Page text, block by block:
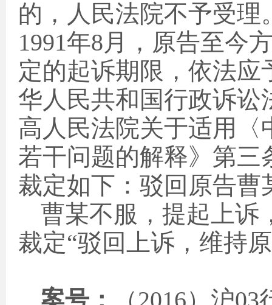
的，人民法院不予受
1991年8月，原告至今
定的起诉期限，依法
华人民共和国行政诉讼
高人民法院关于适用
若干问题的解释》第三
裁定如下：驳回原告曹
曹某不服，提起上诉
裁定“驳回上诉，维持